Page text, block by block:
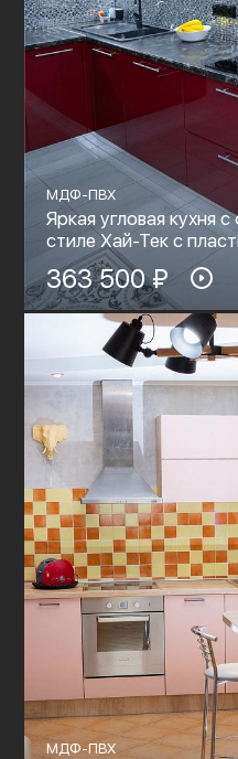
МДФ-ПВХ
Яркая угловая
стиле Хай-Тек с
363 500 ₽
МДФ-ПВХ